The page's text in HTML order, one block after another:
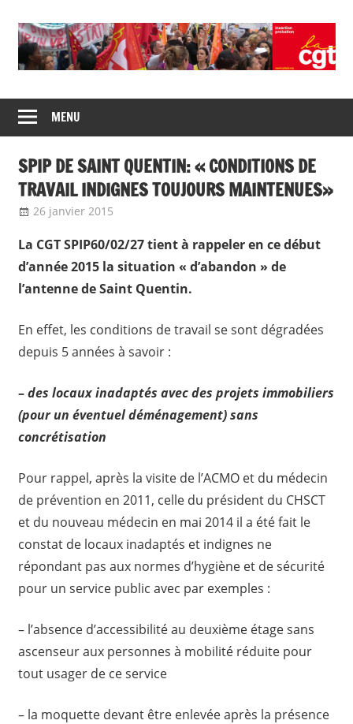
content
CGT
insertion
probation
de
syndicats
CGT
insertion
probation
MENU
SPIP DE SAINT QUENTIN: « CONDITIONS DE
TRAVAIL INDIGNES TOUJOURS MAINTENUES»
26 janvier 2015
La CGT SPIP60/02/27 tient à rappeler en ce début
d’année 2015 la situation « d’abandon » de
l’antenne de Saint Quentin.
En effet, les conditions de travail se sont dégradées
depuis 5 années à savoir :
– des locaux inadaptés avec des projets immobiliers
(pour un éventuel déménagement) sans
concrétisation
Pour rappel, après la visite de l’ACMO et du médecin
de prévention en 2011, celle du président du CHSCT
et du nouveau médecin en mai 2014 il a été fait le
constat de locaux inadaptés et indignes ne
répondant pas aux normes d’hygiène et de sécurité
pour un service public avec par exemples :
– l’absence d’accessibilité au deuxième étage sans
ascenseur aux personnes à mobilité réduite pour
tout usager de ce service
– la moquette devant être enlevée après la présence